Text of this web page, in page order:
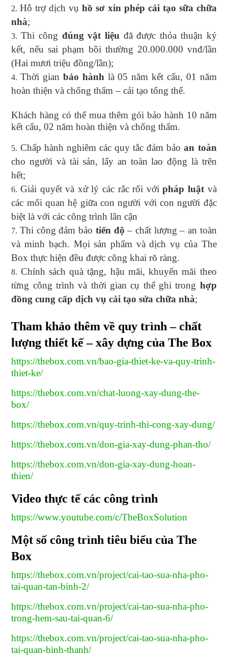
Hỗ trợ dịch vụhồ sơ xin phép cải tạo sữa chữa
nhà;
Thi công đúng vật liệu đã được thỏa thuận ký
kết, nếu sai phạm bồi thường 20.000.000 vnđ/lần
(Hai mươi triệu đồng/lần);
Thời gian bảo hành là 05 năm kết cấu, 01 năm
hoàn thiện và chống thấm – cải tạo tổng thể.
Khách hàng có thể mua thêm gói bảo hành 10 năm
kết cấu, 02 năm hoàn thiện và chống thấm.
Chấp hành nghiêm các quy tắc đảm bảoan toàn
cho người và tài sản, lấy an toàn lao động là trên
hết;
Giải quyết và xử lý các rắc rối vớipháp luật và
các mối quan hệ giữa con người với con người đặc
biệt là với các công trình lân cận
Thi công đảm bảo tiến độ – chất lượng – an toàn
và minh bạch. Mọi sản phẩm và dịch vụ của The
Box thực hiện đều được công khai rõ ràng.
Chính sách quà tặng, hậu mãi, khuyến mãi theo
từng công trình và thời gian cụ thể ghi trong hợp
đồng cung cấp dịch vụ cải tạo sửa chữa nhà;
Tham khảo thêm về quy trình – chất
lượng thiết kế – xây dựng của The Box
https://thebox.com.vn/bao-gia-thiet-ke-va-quy-trinh-
thiet-ke/
https://thebox.com.vn/chat-luong-xay-dung-the-
box/
https://thebox.com.vn/quy-trinh-thi-cong-xay-dung/
https://thebox.com.vn/don-gia-xay-dung-phan-tho/
https://thebox.com.vn/don-gia-xay-dung-hoan-
thien/
Video thực tế các công trình
https://www.youtube.com/c/TheBoxSolution
Một số công trình tiêu biểu của The
Box
https://thebox.com.vn/project/cai-tao-sua-nha-pho-
tai-quan-tan-binh-2/
https://thebox.com.vn/project/cai-tao-sua-nha-pho-
trong-hem-sau-tai-quan-6/
https://thebox.com.vn/project/cai-tao-sua-nha-pho-
tai-quan-binh-thanh/